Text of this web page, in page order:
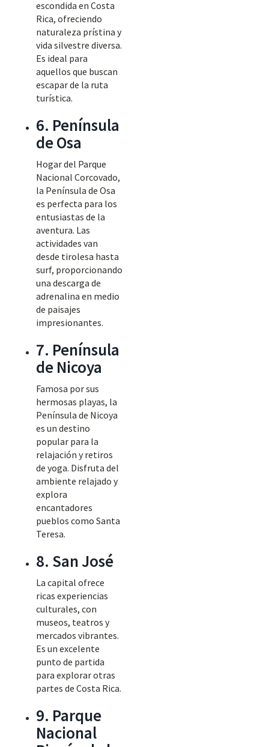
escondida en Costa
Rica, ofreciendo
naturaleza prístina y
vida silvestre diversa.
Es ideal para
aquellos que buscan
escapar de la ruta
turística.
6. Península
de Osa
Hogar del Parque
Nacional Corcovado,
la Península de Osa
es perfecta para los
entusiastas de la
aventura. Las
actividades van
desde tirolesa hasta
surf, proporcionando
una descarga de
adrenalina en medio
de paisajes
impresionantes.
7. Península
de Nicoya
Famosa por sus
hermosas playas, la
Península de Nicoya
es un destino
popular para la
relajación y retiros
de yoga. Disfruta del
ambiente relajado y
explora
encantadores
pueblos como Santa
Teresa.
8. San José
La capital ofrece
ricas experiencias
culturales, con
museos, teatros y
mercados vibrantes.
Es un excelente
punto de partida
para explorar otras
partes de Costa Rica.
9. Parque
Nacional